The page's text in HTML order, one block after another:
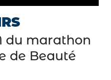
du marathon
de Beauté